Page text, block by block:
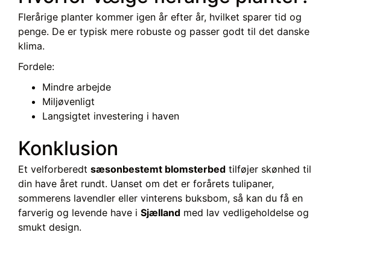
Flerårige planter kommer igen år efter år, hvilket sparer tid og
penge. De er typisk mere robuste og passer godt til det danske
klima.
Fordele:
Mindre arbejde
Miljøvenligt
Langsigtet investering i haven
Konklusion
Et velforberedt sæsonbestemt blomsterbed tilføjer skønhed til
din have året rundt. Uanset om det er forårets tulipaner,
sommerens lavendler eller vinterens buksbom, så kan du få en
farverig og levende have i Sjælland med lav vedligeholdelse og
smukt design.